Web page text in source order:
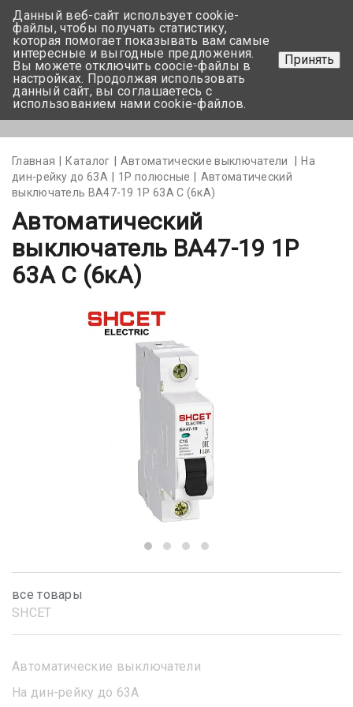
+375 17-350-99-56
+375 44-752-82-08
Задать вопрос
Главная Каталог Автоматические выключатели
На
дин-рейку до 63А
1Р полюсные
Автоматический
выключатель BA47-19 1P 63А С (6кА)
Автоматический
выключатель BA47-19 1P
63А С (6кА)
все товары
SHСET
Автоматические выключатели
На дин-рейку до 63А
Данный веб-сайт использует cookie-
файлы, чтобы получать статистику,
которая помогает показывать вам самые
интересные и выгодные предложения.
Вы можете отключить coocie-файлы в
настройках. Продолжая использовать
данный сайт, вы соглашаетесь с
использованием нами cookie-файлов.
Принять